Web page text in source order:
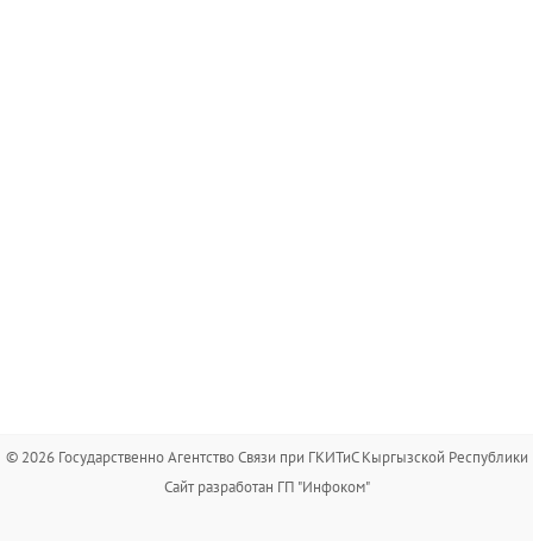
© 2026 Государственно Агентство Связи при ГКИТиС Кыргызской Республики
Сайт разработан ГП "Инфоком"